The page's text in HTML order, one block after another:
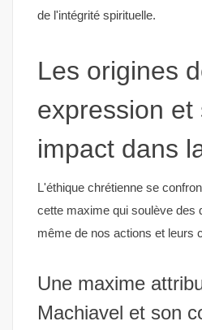
de l'intégrité spirituelle.
Les origines
expression et
impact dans
L'éthique chrétienne se
cette maxime qui soulève des
même de nos actions et leurs
Une maxime
Machiavel et son